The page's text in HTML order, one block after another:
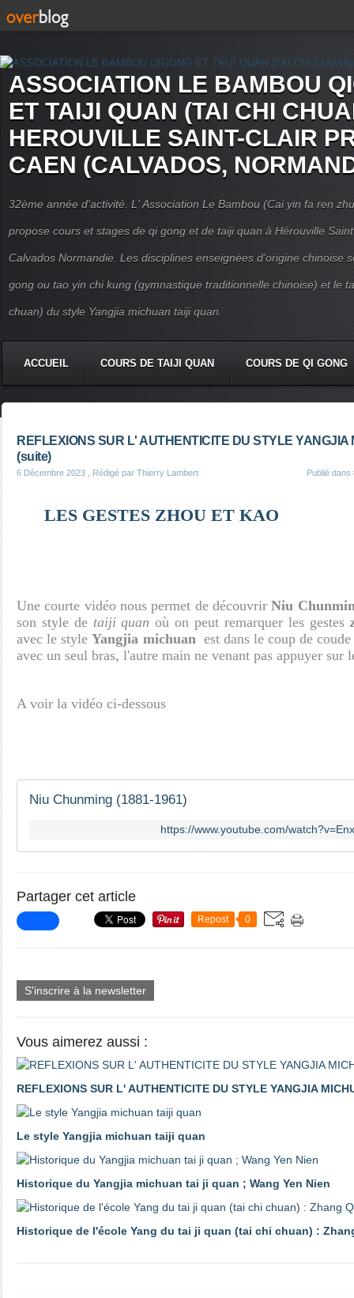
ASSOCIATION LE BAMBOU
ET TAIJI QUAN (TAI CHI
HEROUVILLE SAINT-CLAIR
CAEN (CALVADOS,
32ème année d'activité. L' Association Le Bambou (Cai yin fa ren
propose cours et stages de qi gong et de taiji quan à Hérouville
Calvados Normandie. Les disciplines enseignées d'origine chinoise
gong ou tao yin chi kung (gymnastique traditionnelle chinoise) et le
chuan) du style Yangjia michuan taiji quan.
ACCUEIL COURS DE TAIJI QUAN COURS DE QI GONG
REFLEXIONS SUR L' AUTHENTICITE DU STYLE YANGJIA
(suite)
6 Décembre 2023 , Rédigé par Thierry Lambert Publié dans
LES GESTES ZHOU ET KAO
Une courte vidéo nous permet de découvrirNiu
son style de taiji quan où on peut remarquer les gestes
avec le styleYangjia michuan est dans le coup de
avec un seul bras, l'autre main ne venant pas appuyer sur
A voir la vidéo ci-dessous
Niu Chunming (1881-1961)
https://www.youtube.com/
Partager cet article
Repost 0
S'inscrire à la newsletter
Vous aimerez aussi :
REFLEXIONS SUR L' AUTHENTICITE DU STYLE YANGJIA
Le style Yangjia michuan taiji quan
Historique du Yangjia michuan tai ji quan ; Wang Yen Nien
Historique de l'école Yang du tai ji quan (tai chi chuan) :